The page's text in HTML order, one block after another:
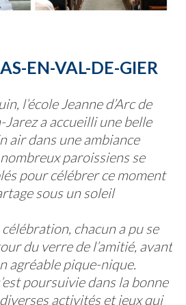
EN-VAL-DE-GIER
l’école Jeanne d’Arc de
a accueilli une belle
air dans une ambiance
paroissiens se
pour célébrer ce moment
sous un soleil
célébration, chacun a pu se
du verre de l’amitié, avant
agréable pique-nique.
poursuivie dans la bonne
activités et jeux qui